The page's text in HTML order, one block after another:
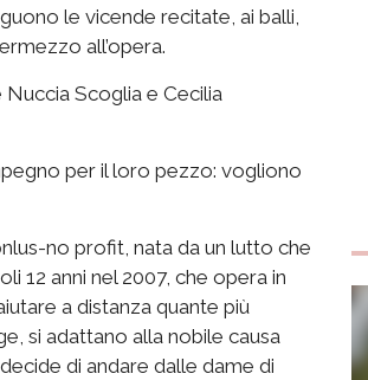
le vicende recitate, ai balli,
all’opera.
Scoglia e Cecilia
per il loro pezzo: vogliono
no profit, nata da un lutto che
12 anni nel 2007, che opera in
a distanza quante più
si adattano alla nobile causa
di andare dalle dame di